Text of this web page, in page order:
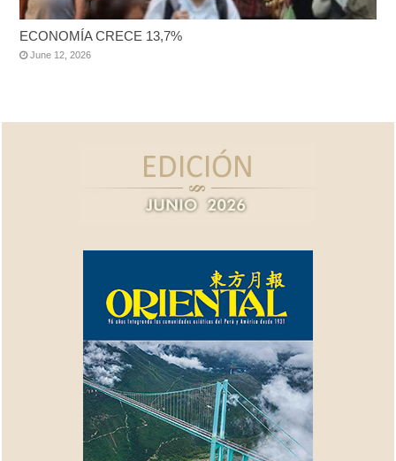
ECONOMÍA CRECE 13,7%
June 12, 2026